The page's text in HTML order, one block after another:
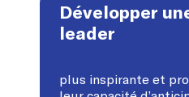
Développer
leader
plus inspirante et